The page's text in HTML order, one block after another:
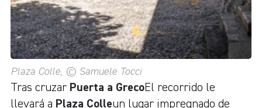
Plaza Colle, © Samuele Tocci
Tras cruzar Puerta a GrecoEl recorrido le
llevará a Plaza Colleun lugar impregnado de